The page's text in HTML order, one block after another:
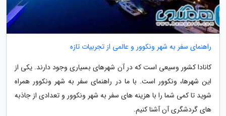
راهنمای سفر به شهر ونکوور و عالمی از تجربیات تازه
کانادا کشور وسیعی است که در آن شهرهای بسیاری وجود دارند. یکی از
این شهرها، ونکوور است. با ما در راهنمای سفر به شهر ونکوور همراه
شوید تا کمی شما را با هزینه های سفر به شهر ونکوور و تعدادی از جاذبه
های گردشگری آن آشنا کنیم.